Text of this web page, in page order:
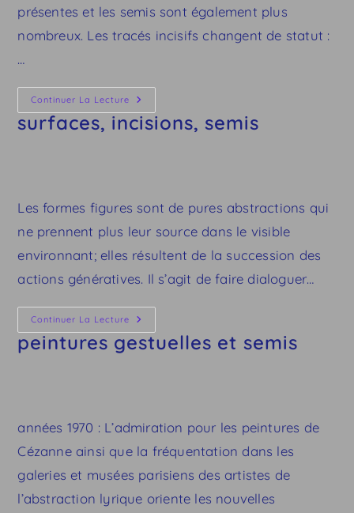
présentes et les semis sont également plus
nombreux. Les tracés incisifs changent de statut :
…
Continuer La Lecture Surfaces,
Incisions,
Semis
surfaces, incisions, semis
Les formes figures sont de pures abstractions qui
ne prennent plus leur source dans le visible
environnant; elles résultent de la succession des
actions génératives. Il s’agit de faire dialoguer…
Continuer La Lecture Peintures
Gestuelles
Et
Semis
peintures gestuelles et semis
années 1970 : L’admiration pour les peintures de
Cézanne ainsi que la fréquentation dans les
galeries et musées parisiens des artistes de
l’abstraction lyrique oriente les nouvelles